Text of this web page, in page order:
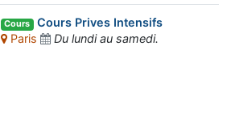
Cours Cours Prives Intensifs
Paris
Du lundi au samedi.